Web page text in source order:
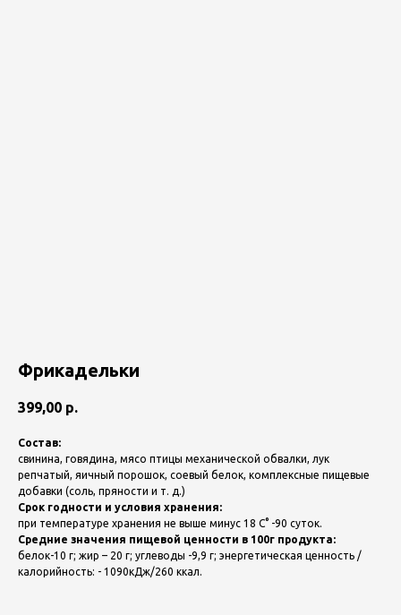
Фрикадельки
399,00 р.
Состав:
свинина, говядина, мясо птицы механической обвалки, лук
репчатый, яичный порошок, соевый белок, комплексные пищевые
добавки (соль, пряности и т. д.)
Срок годности и условия хранения:
при температуре хранения не выше минус 18 С° -90 суток.
Средние значения пищевой ценности в 100г продукта:
белок-10 г; жир – 20 г; углеводы -9,9 г; энергетическая ценность /
калорийность: - 1090кДж/260 ккал.